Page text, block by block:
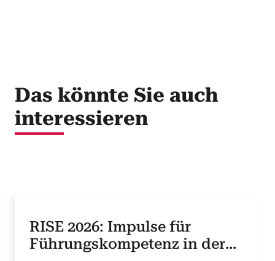
Das könnte Sie auch
interessieren
RISE 2026: Impulse für
Führungskompetenz in der